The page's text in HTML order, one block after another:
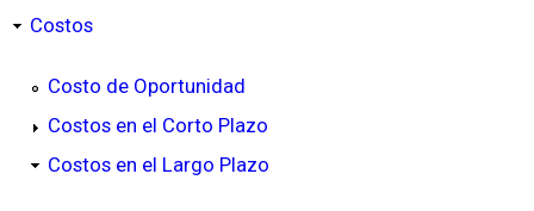
Costos
Costo de Oportunidad
Costos en el Corto Plazo
Costos en el Largo Plazo